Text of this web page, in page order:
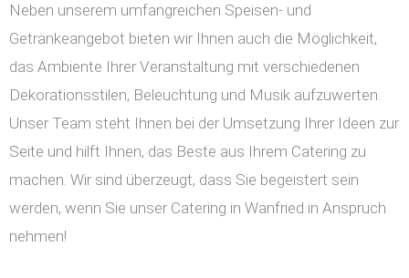
Neben unserem umfangreichen Speisen- und
Getränkeangebot bieten wir Ihnen auch die Möglichkeit,
das Ambiente Ihrer Veranstaltung mit verschiedenen
Dekorationsstilen, Beleuchtung und Musik aufzuwerten.
Unser Team steht Ihnen bei der Umsetzung Ihrer Ideen zur
Seite und hilft Ihnen, das Beste aus Ihrem Catering zu
machen. Wir sind überzeugt, dass Sie begeistert sein
werden, wenn Sie unser Catering in Wanfried in Anspruch
nehmen!